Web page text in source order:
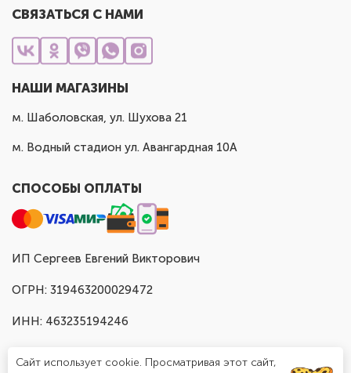
СВЯЗАТЬСЯ С НАМИ
НАШИ МАГАЗИНЫ
м. Шаболовская, ул. Шухова 21
м. Водный стадион ул. Авангардная 10А
СПОСОБЫ ОПЛАТЫ
ИП Сергеев Евгений Викторович
ОГРН: 319463200029472
ИНН: 463235194246
Сайт использует cookie. Просматривая этот сайт,